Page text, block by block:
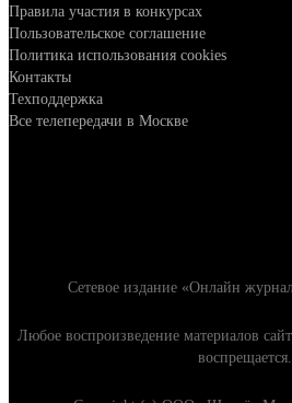
Правила участия в конкурсах
Пользовательское соглашение
Политика использования cookies
Контакты
Техподдержка
Все телепередачи в Москве
Сетевое издание «Онлайн
Любое воспроизведение материалов
воспрещается.